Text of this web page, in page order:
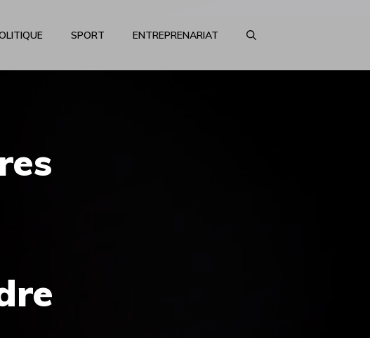
SPORT ENTREPRENARIAT